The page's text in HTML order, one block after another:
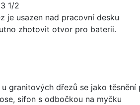
1/2
je usazen nad pracovní desku
zhotovit otvor pro baterii.
u granitových dřezů se jako těsnění
sifon s odbočkou na myčku